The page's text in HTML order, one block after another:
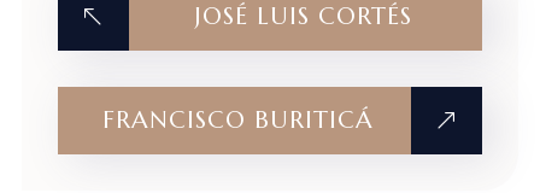
JOSÉ LUIS CORTÉS
FRANCISCO BURITICÁ